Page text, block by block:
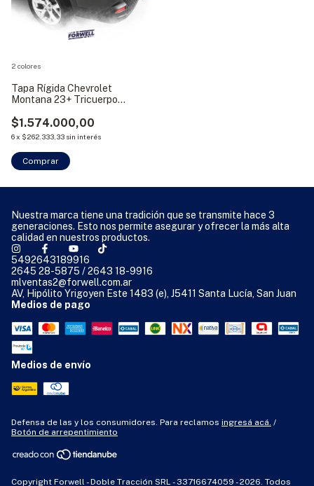
Tapa Rígida Chevrolet
Montana 23+ Tricuerpo
$1.574.000,00
6x $262.333,33 sin interés
2 colores
Comprar
Nuestra marca tiene una tradición que se transmite hace 3
generaciones. Esto nos permite asegurar y ofrecer la más alta
calidad en nuestros productos.
5492643189916
2645 28-5875 / 2643 18-9916
mlventas2@forwell.com.ar
AV, Hipólito Yrigoyen Este 1483 (e), J5411 Santa Lucía, San Juan
Medios de pago
Medios de envío
Defensa de las y los consumidores. Para reclamos ingresá acá. /
Botón de arrepentimiento
Copyright Forwell - Doble Tracción SRL - 33716674059 - 2026. Todos